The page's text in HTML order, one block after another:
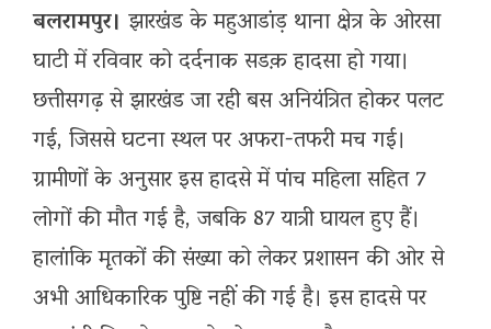
बलरामपुर। झारखंड के महुआडांड़ थाना क्षेत्र के ओरसा
घाटी में रविवार को दर्दनाक सडक़ हादसा हो गया।
छत्तीसगढ़ से झारखंड जा रही बस अनियंत्रित होकर पलट
गई, जिससे घटना स्थल पर अफरा-तफरी मच गई।
ग्रामीणों के अनुसार इस हादसे में पांच महिला सहित 7
लोगों की मौत गई है, जबकि 87 यात्री घायल हुए हैं।
हालांकि मृतकों की संख्या को लेकर प्रशासन की ओर से
अभी आधिकारिक पुष्टि नहीं की गई है। इस हादसे पर